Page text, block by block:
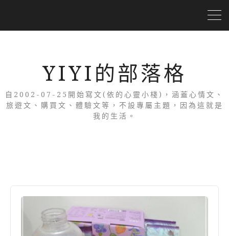
YIYI的部落格
自2002-07-25開始寫文(依的心靈小棧)，涵蓋心情文、
旅遊文、購買文、體驗文等，不設專屬主題，因為這就是
我的生活。